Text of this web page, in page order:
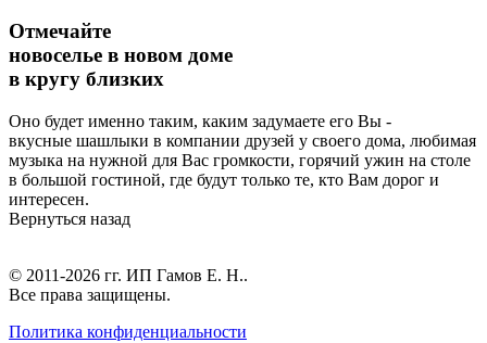
Отмечайте
новоселье в новом доме
в кругу близких
Оно будет именно таким, каким задумаете его Вы -
вкусные шашлыки в компании друзей у своего дома, любимая
музыка на нужной для Вас громкости, горячий ужин на столе
в большой гостиной, где будут только те, кто Вам дорог и
интересен.
Вернуться назад
© 2011-2026 гг. ИП Гамов Е. Н..
Все права защищены.
Политика конфиденциальности